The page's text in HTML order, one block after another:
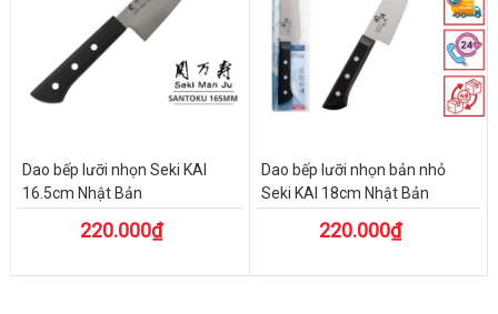
Dao bếp lưỡi nhọn Seki KAI
16.5cm Nhật Bản
220.000₫
Dao bếp lưỡi nhọn bản nhỏ
Seki KAI 18cm Nhật Bản
220.000₫